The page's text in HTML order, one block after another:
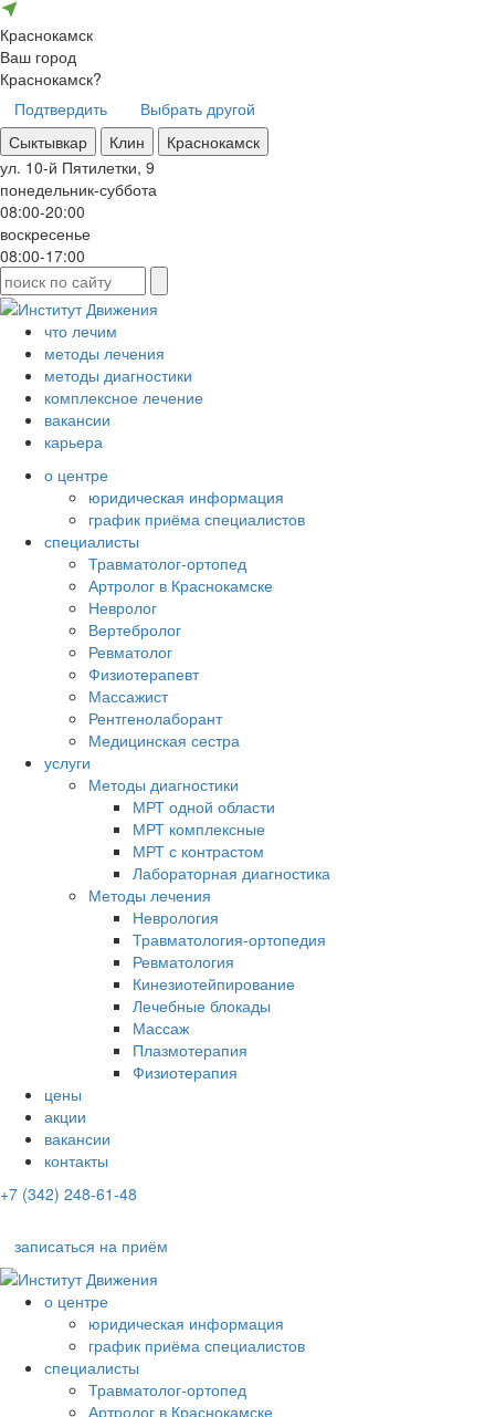
Краснокамск
Ваш город
Краснокамск?
Подтвердить
Выбрать другой
Сыктывкар
Клин
Краснокамск
ул. 10-й Пятилетки, 9
понедельник-суббота
08:00-20:00
воскресенье
08:00-17:00
что лечим
методы лечения
методы диагностики
комплексное лечение
вакансии
карьера
о центре
юридическая информация
график приёма специалистов
специалисты
Травматолог-ортопед
Артролог в Краснокамске
Невролог
Вертебролог
Ревматолог
Физиотерапевт
Массажист
Рентгенолаборант
Медицинская сестра
услуги
Методы диагностики
МРТ одной области
МРТ комплексные
МРТ с контрастом
Лабораторная диагностика
Методы лечения
Неврология
Травматология-ортопедия
Ревматология
Кинезиотейпирование
Лечебные блокады
Массаж
Плазмотерапия
Физиотерапия
цены
акции
вакансии
контакты
+7 (342) 248-61-48
записаться на приём
о центре
юридическая информация
график приёма специалистов
специалисты
Травматолог-ортопед
Артролог в Краснокамске